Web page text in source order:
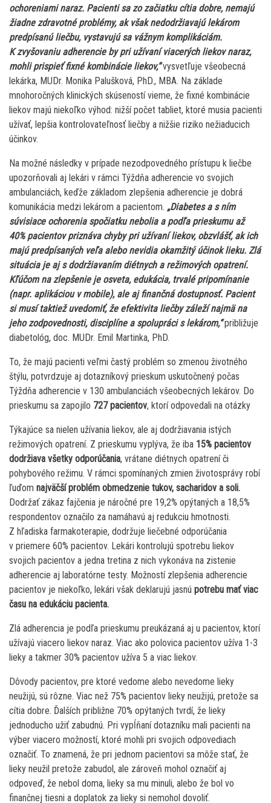
ochoreniami naraz. Pacienti sa zo začiatku cítia dobre, nemajú
žiadne zdravotné problémy, ak však nedodržiavajú lekárom
predpísanú liečbu, vystavujú sa vážnym komplikáciám.
K zvyšovaniu adherencie by pri užívaní viacerých liekov naraz,
mohli prispieť fixné kombinácie liekov,“vysvetľuje všeobecná
lekárka, MUDr. Monika Palušková, PhD., MBA. Na základe
mnohoročných klinických skúseností vieme, že fixné kombinácie
liekov majú niekoľko výhod: nižší počet tabliet, ktoré musia pacienti
užívať, lepšia kontrolovateľnosť liečby a nižšie riziko nežiaducich
účinkov.
Na možné následky v prípade nezodpovedného prístupu k liečbe
upozorňovali aj lekári v rámci Týždňa adherencie vo svojich
ambulanciách, keďže základom zlepšenia adherencie je dobrá
komunikácia medzi lekárom a pacientom. „Diabetes a s ním
súvisiace ochorenia spočiatku nebolia a podľa prieskumu až
40% pacientov priznáva chyby pri užívaní liekov, obzvlášť, ak ich
majú predpísaných veľa alebo nevidia okamžitý účinok lieku. Zlá
situácia je aj s dodržiavaním diétnych a režimových opatrení.
Kľúčom na zlepšenie je osveta, edukácia, trvalé pripomínanie
(napr. aplikáciou v mobile), ale aj finančná dostupnosť. Pacient
si musí taktiež uvedomiť, že efektivita liečby záleží najmä na
jeho zodpovednosti, disciplíne a spolupráci s lekárom,“približuje
diabetológ, doc. MUDr. Emil Martinka, PhD.
To, že majú pacienti veľmi častý problém so zmenou životného
štýlu, potvrdzuje aj dotazníkový prieskum uskutočnený počas
Týždňa adherencie v 130 ambulanciách všeobecných lekárov. Do
prieskumu sa zapojilo 727 pacientov, ktorí odpovedali na otázky
Týkajúce sa nielen užívania liekov, ale aj dodržiavania istých
režimových opatrení. Z prieskumu vyplýva, že iba 15% pacientov
dodržiava všetky odporúčania, vrátane diétnych opatrení či
pohybového režimu. V rámci spomínaných zmien životosprávy robí
ľuďom najväčší problém obmedzenie tukov, sacharidov a soli.
Dodržať zákaz fajčenia je náročné pre 19,2% opýtaných a 18,5%
respondentov označilo za namáhavú aj redukciu hmotnosti.
Z hľadiska farmakoterapie, dodržuje liečebné odporúčania
v priemere 60% pacientov. Lekári kontrolujú spotrebu liekov
svojich pacientov a jedna tretina z nich vykonáva na zistenie
adherencie aj laboratórne testy. Možností zlepšenia adherencie
pacientov je niekoľko, lekári však deklarujú jasnú potrebu mať viac
času na edukáciu pacienta.
Zlá adherencia je podľa prieskumu preukázaná aj u pacientov, ktorí
užívajú viacero liekov naraz. Viac ako polovica pacientov užíva 1-3
lieky a takmer 30% pacientov užíva 5 a viac liekov.
Dôvody pacientov, pre ktoré vedome alebo nevedome lieky
neužijú, sú rôzne. Viac než 75% pacientov lieky neužijú, pretože sa
cítia dobre. Ďalších približne 70% opýtaných tvrdí, že lieky
jednoducho užiť zabudnú. Pri vypĺňaní dotazníku mali pacienti na
výber viacero možností, ktoré mohli pri svojich odpovediach
označiť. To znamená, že pri jednom pacientovi sa môže stať, že
lieky neužil pretože zabudol, ale zároveň mohol označiť aj
odpoveď, že nebol doma, lieky sa mu minuli, alebo že bol vo
finančnej tiesni a doplatok za lieky si nemohol dovoliť.